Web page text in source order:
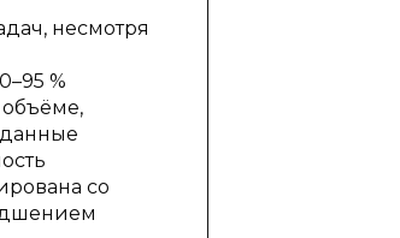
несмотря
%
объёме,
со